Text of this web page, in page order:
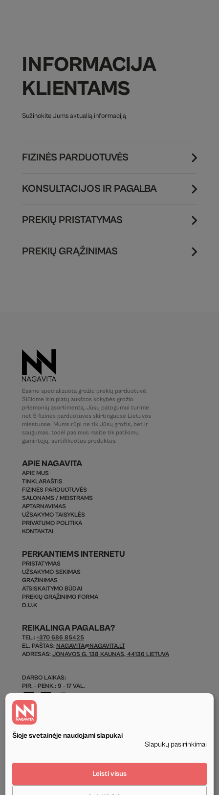
INFORMACIJA
KLIENTAMS
Sužinokite Jums aktualią informaciją
FIZINĖS PARDUOTUVĖS
KONSULTACIJOS IR PAGALBA
PREKIŲ PRISTATYMAS
PREKIŲ GRĄŽINIMAS
Esame specializuota grožio prekių parduotuvė.
Siūlome itin platų aukštos kokybės grožio
priemonių asortimentą. Jūsų patogumui turime
net 5 fizines parduotuves skirtinguose Lietuvos
miestuose. Mums rūpi ne tik Jūsų grožis, bet ir
saugumas, todėl pas mus rasite tik patikimų
gamintojų, sertifikuotus produktus.
APIE NAGAVITA
APIE MUS
TINKLARAŠTIS
FIZINĖS PARDUOTUVĖS
SALONAMS / MEISTRAMS
APTARNAVIMAS
UŽSAKYMO TAISYKLĖS
PRIVATUMO POLITIKA
KONTAKTAI
PERKANTIEMS INTERNETU
PRISTATYMAS
UŽSAKYMO SEKIMAS
GRĄŽINIMAS
ATSISKAITYMO BŪDAI
PREKIŲ GRĄŽINIMO FORMA
D.U.K
REIKALINGA PAGALBA?
TEL.: +370 686 85425
EL. PAŠTAS: NAGAVITA@NAGAVITA.LT
ADRESAS: JONAVOS G. 138 KAUNAS, 44136 LIETUVA
DARBO LAIKAS:
PIR. - PENK.: 9 - 17 VAL.
© 2026 Visos Teisės Saugomos.
Šioje svetainėje naudojami slapukai
Slapukų pasirinkimai
Leisti visus